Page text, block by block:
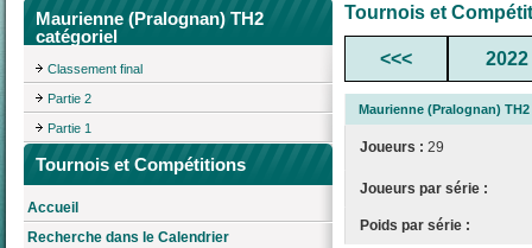
Maurienne (Pralognan) TH2
catégoriel
Classement final
Partie 2
Partie 1
Tournois et Compétitions
Accueil
Recherche dans le Calendrier
Tournois et
<<< 2022
Maurienne (Pralognan)
Joueurs : 29
Joueurs par série :
Poids par série :